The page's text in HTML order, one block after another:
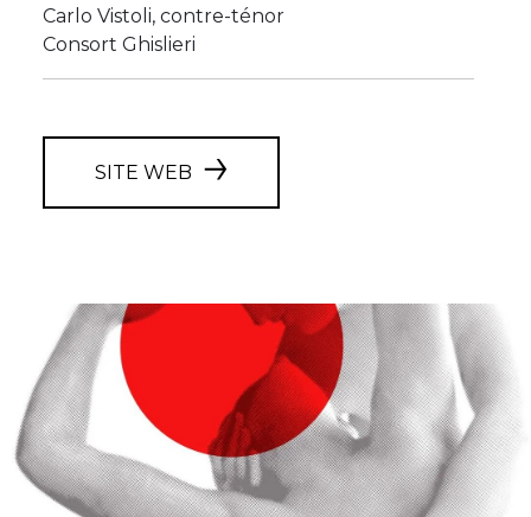
Carlo Vistoli, contre-ténor
Consort Ghislieri
SITE WEB